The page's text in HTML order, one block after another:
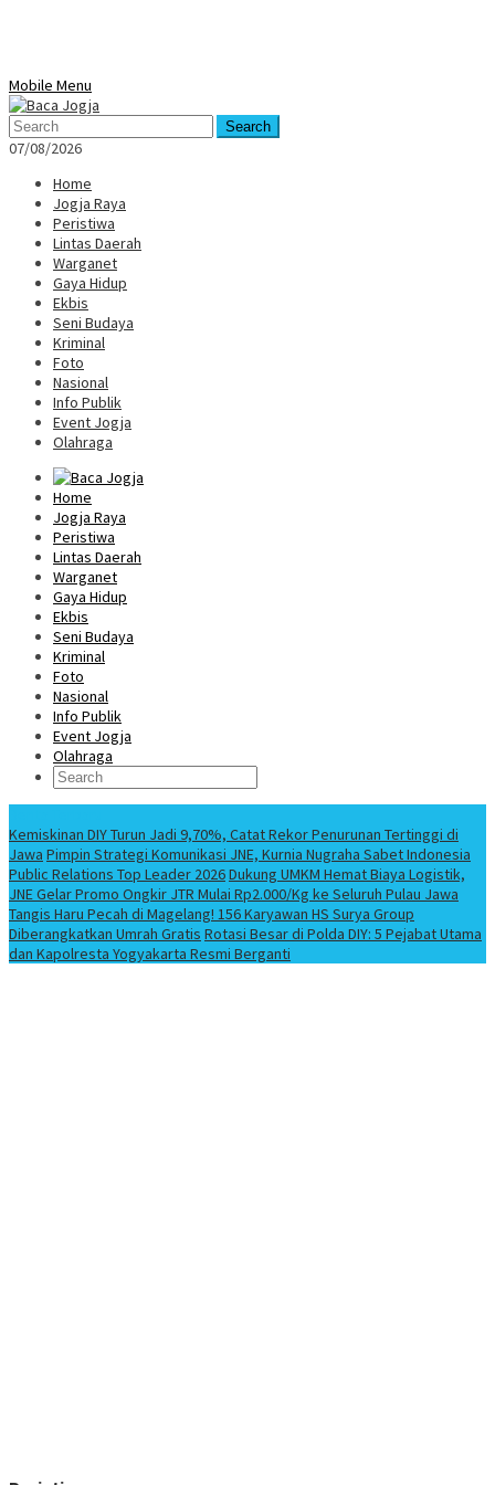
Mobile Menu
Search
07/08/2026
Home
Jogja Raya
Peristiwa
Lintas Daerah
Warganet
Gaya Hidup
Ekbis
Seni Budaya
Kriminal
Foto
Nasional
Info Publik
Event Jogja
Olahraga
Home
Jogja Raya
Peristiwa
Lintas Daerah
Warganet
Gaya Hidup
Ekbis
Seni Budaya
Kriminal
Foto
Nasional
Info Publik
Event Jogja
Olahraga
Kemiskinan DIY Turun Jadi 9,70%, Catat Rekor Penurunan Tertinggi di
Jawa Pimpin Strategi Komunikasi JNE, Kurnia Nugraha Sabet Indonesia
Public Relations Top Leader 2026Dukung UMKM Hemat Biaya Logistik,
JNE Gelar Promo Ongkir JTR Mulai Rp2.000/Kg ke Seluruh Pulau Jawa
Tangis Haru Pecah di Magelang! 156 Karyawan HS Surya Group
Diberangkatkan Umrah Gratis Rotasi Besar di Polda DIY: 5 Pejabat Utama
dan Kapolresta Yogyakarta Resmi Berganti